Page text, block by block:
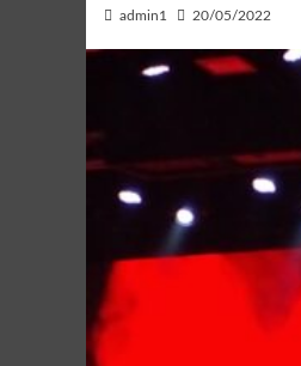
admin1 20/05/2022